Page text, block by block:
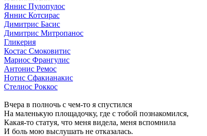
Яннис Пулопулос
Яннис Котсирас
Димитрис Басис
Димитрис Митропанос
Гликерия
Костас Смоковитис
Мариос Франгулис
Антонис Ремос
Нотис Сфакианакис
Стелиос Роккос
Вчера в полночь c чем-то я спустился
На маленькую площадочку, где с тобой познакомился,
Какая-то статуя, что меня видела, меня вспомнила
И боль мою выслушать не отказалась.